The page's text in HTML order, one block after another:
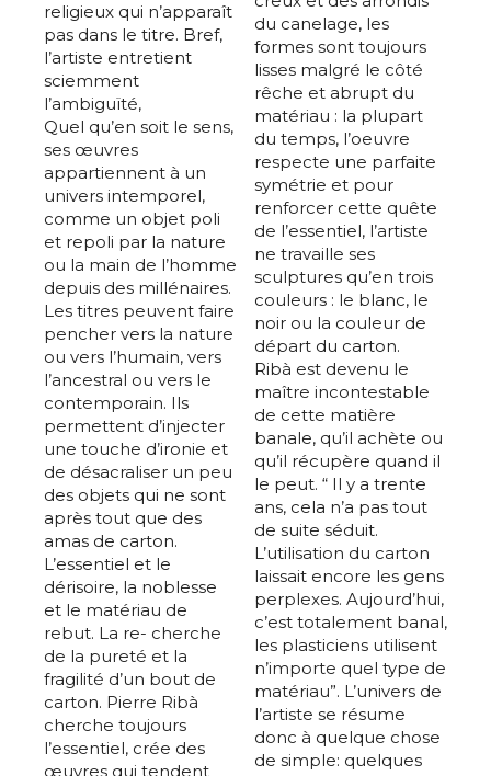
religieux qui n’apparaît
pas dans le titre. Bref,
l’artiste entretient
sciemment
l’ambiguïté,
Quel qu’en soit le sens,
ses œuvres
appartiennent à un
univers intemporel,
comme un objet poli
et repoli par la nature
ou la main de l’homme
depuis des millénaires.
Les titres peuvent faire
pencher vers la nature
ou vers l’humain, vers
l’ancestral ou vers le
contemporain. Ils
permettent d’injecter
une touche d’ironie et
de désacraliser un peu
des objets qui ne sont
après tout que des
amas de carton.
L’essentiel et le
dérisoire, la noblesse
et le matériau de
rebut. La re- cherche
de la pureté et la
fragilité d’un bout de
carton. Pierre Ribà
cherche toujours
l’essentiel, crée des
œuvres qui tendent
du canelage, les
formes sont toujours
lisses malgré le côté
rêche et abrupt du
matériau : la plupart
du temps, l’oeuvre
respecte une parfaite
symétrie et pour
renforcer cette quête
de l’essentiel, l’artiste
ne travaille ses
sculptures qu’en trois
couleurs : le blanc, le
noir ou la couleur de
départ du carton.
Ribà est devenu le
maître incontestable
de cette matière
banale, qu’il achète ou
qu’il récupère quand il
le peut. “ Il y a trente
ans, cela n’a pas tout
de suite séduit.
L’utilisation du carton
laissait encore les gens
perplexes. Aujourd’hui,
c’est totalement banal,
les plasticiens utilisent
n’importe quel type de
matériau”. L’univers de
l’artiste se résume
donc à quelque chose
de simple: quelques